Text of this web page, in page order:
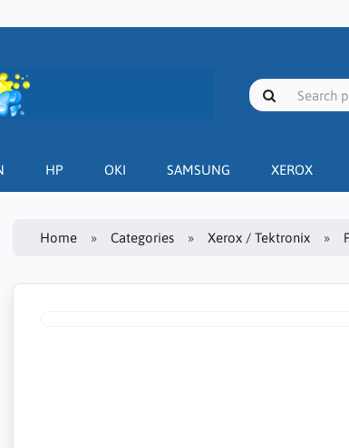
HP OKI SAMSUNG XEROX
Home Categories Xerox / Tektronix